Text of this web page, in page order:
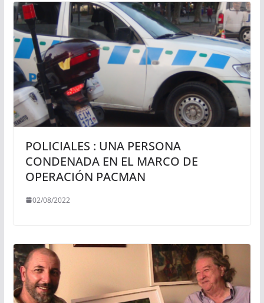
POLICIALES : UNA PERSONA
CONDENADA EN EL MARCO DE
OPERACIÓN PACMAN
02/08/2022